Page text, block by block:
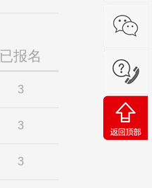
已报名
3
3
3